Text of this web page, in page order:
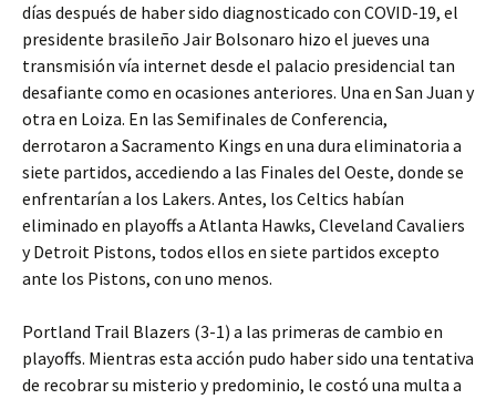
días después de haber sido diagnosticado con COVID-19, el
presidente brasileño Jair Bolsonaro hizo el jueves una
transmisión vía internet desde el palacio presidencial tan
desafiante como en ocasiones anteriores. Una en San Juan y
otra en Loiza. En las Semifinales de Conferencia,
derrotaron a Sacramento Kings en una dura eliminatoria a
siete partidos, accediendo a las Finales del Oeste, donde se
enfrentarían a los Lakers. Antes, los Celtics habían
eliminado en playoffs a Atlanta Hawks, Cleveland Cavaliers
y Detroit Pistons, todos ellos en siete partidos excepto
ante los Pistons, con uno menos.
Portland Trail Blazers (3-1) a las primeras de cambio en
playoffs. Mientras esta acción pudo haber sido una tentativa
de recobrar su misterio y predominio, le costó una multa a